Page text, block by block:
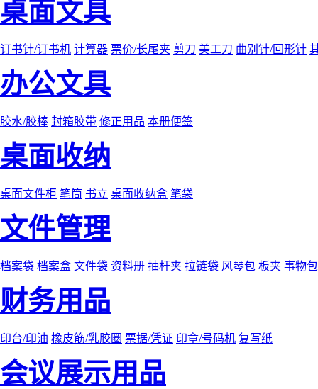
桌面文具
订书针/订书机 计算器 票价/长尾夹 剪刀 美工刀 曲别针/回形针
办公文具
胶水/胶棒 封箱胶带 修正用品 本册便签
桌面收纳
桌面文件柜 笔筒 书立 桌面收纳盒 笔袋
文件管理
档案袋 档案盒 文件袋 资料册 抽杆夹 拉链袋 风琴包 板夹 事物包
财务用品
印台/印油 橡皮筋/乳胶圈 票据/凭证 印章/号码机 复写纸
会议展示用品